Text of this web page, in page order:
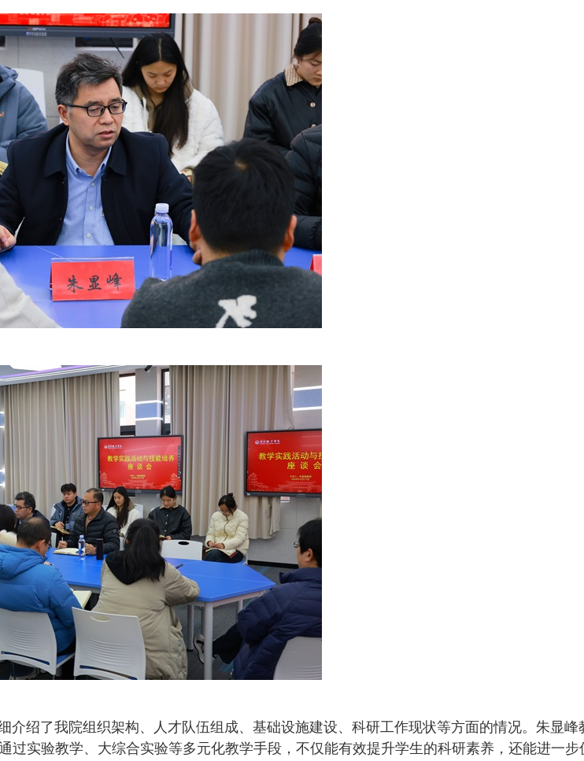
绍了我院组织架构、人才队伍组成、基础设施建设、科研工作现状等方面的情况。朱显峰
实验教学、大综合实验等多元化教学手段，不仅能有效提升学生的科研素养，还能进一步